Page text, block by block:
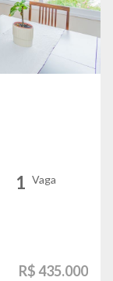
1 Vaga
R$ 435.000